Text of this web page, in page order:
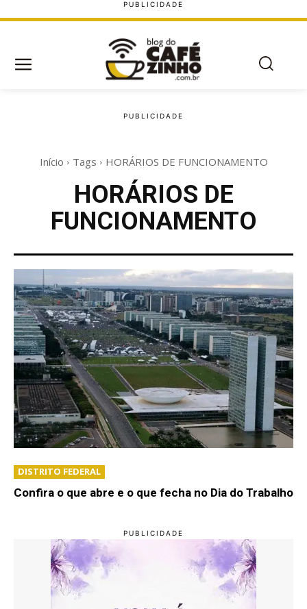
Início Tags HORÁRIOS DE FUNCIONAMENTO
HORÁRIOS DE
FUNCIONAMENTO
DISTRITO FEDERAL
Confira o que abre e o que fecha no Dia do Trabalho